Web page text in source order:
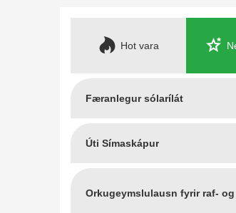
Hot vara
Færanlegur sólarílát
Úti Símaskápur
Orkugeymslulausn fyrir raf-